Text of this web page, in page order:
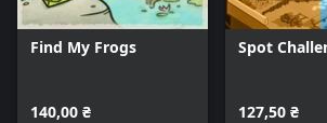
Find My Frogs
140,00 ₴
Spot
127,50 ₴